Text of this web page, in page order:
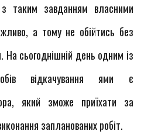
таким завданням власними
а тому не обійтись без
На сьогоднішній день одним із
відкачування ями є
який зможе приїхати за
запланованих робіт.